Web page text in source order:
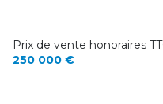
Prix de vente honoraires
250 000 €